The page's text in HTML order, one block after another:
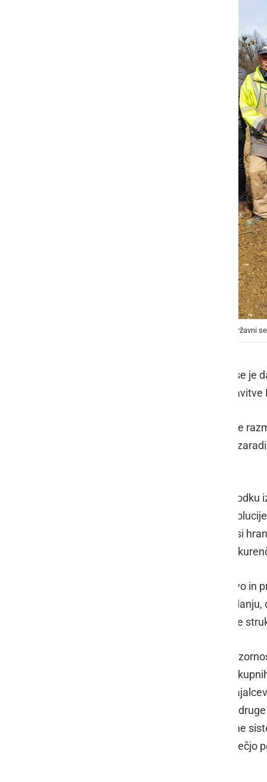
Sajenja visokodebelnih dreves se je udeležil tudi državni
se je
potekalo v sklopu aktivnosti
Sadjarstvo ima na območju Slovenije
pomembno vlogo, med drugim tudi
Državni sekretar Stanonik je na
zapisani v Strategiji za izvajanje
živilstva do leta 2020 »Zagotovimo.si
različnih sadnih vrst; izboljšanje
Ministrstvo za kmetijstvo, gozdarstvo in
skupnih sadjarskih površin ob
povečanem obsegu dogajajo izrazite
V prihodnji SKP bo zato potrebno
kakovosti sadja, ohranitev obsega
povezovanje v organizacijah
investicijami v mreže proti toči ter v
izboljšati delež investicij v namakalne
sprememb, s promocijo zagotoviti večjo